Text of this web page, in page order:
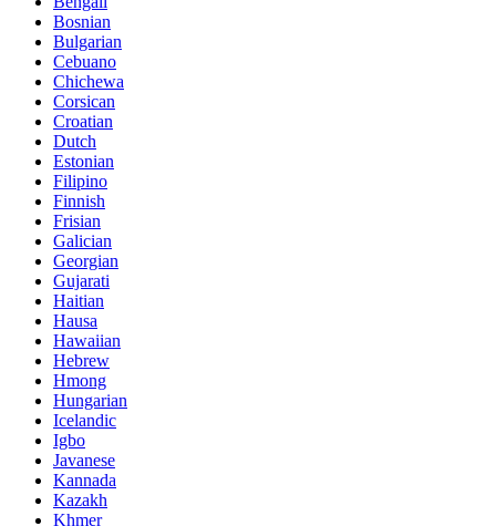
Bosnian
Bulgarian
Cebuano
Chichewa
Corsican
Croatian
Dutch
Estonian
Filipino
Finnish
Frisian
Galician
Georgian
Gujarati
Haitian
Hausa
Hawaiian
Hebrew
Hmong
Hungarian
Icelandic
Igbo
Javanese
Kannada
Kazakh
Khmer